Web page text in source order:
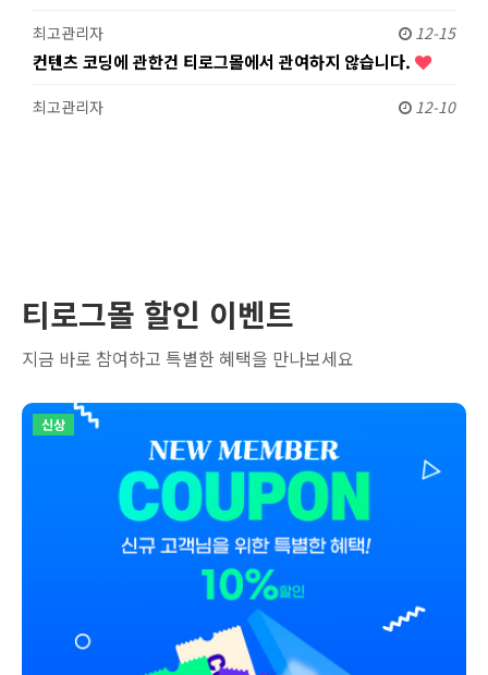
최고관리자 12-15
컨텐츠 코딩에 관한건 티로그몰에서 관여하지 않습니다.
최고관리자 12-10
티로그몰 할인 이벤트
지금 바로 참여하고 특별한 혜택을 만나보세요
신상